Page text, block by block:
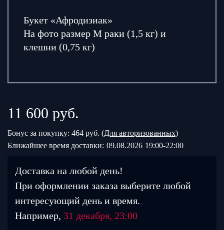
Букет «Афродизиак»
На фото размер М раки (1,5 кг) и
клешни (0,75 кг)
11 600 руб.
Бонус за покупку: 464 руб. (Для авторизованных)
Ближайшее время доставки: 09.08.2026 19:00-22:00
Доставка на любой день!
При оформлении заказа выберите любой
интересующий день и время.
Например, 31 декабря, 23:00